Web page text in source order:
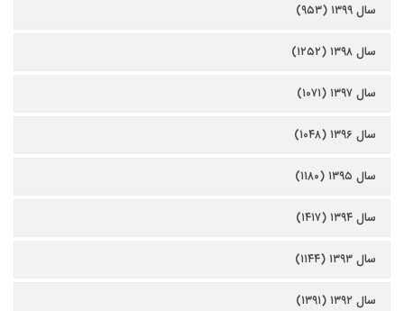
سال ۱۳۹۹ (۹۵۳)
سال ۱۳۹۸ (۱۲۵۲)
سال ۱۳۹۷ (۱۰۷۱)
سال ۱۳۹۶ (۱۰۴۸)
سال ۱۳۹۵ (۱۱۸۰)
سال ۱۳۹۴ (۱۴۱۷)
سال ۱۳۹۳ (۱۱۴۴)
سال ۱۳۹۲ (۱۳۹۱)